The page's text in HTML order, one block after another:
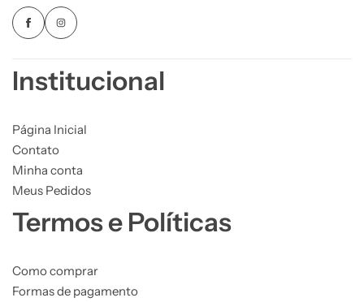
Institucional
Página Inicial
Contato
Minha conta
Meus Pedidos
Termos e Políticas
Como comprar
Formas de pagamento